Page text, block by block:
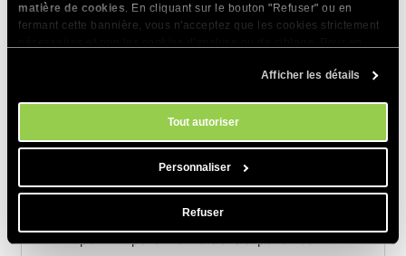
matière de cookies. En cliquant sur le bouton "Refuser" ou en
fermant cette bannière, vous n'acceptez que les cookies strictement
. Vous pouvez gérer vos préférences
Afficher les détails
Tout autoriser
Personnaliser
Refuser
Articles Connexes
Comment utiliser la mise en cache dynamique